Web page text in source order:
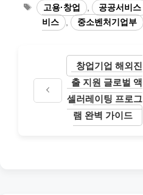
태
그
고용·창업 공공서비스
비스
중소벤처기업부
창업기업 해외진
출 지원 글로벌 액
셀러레이팅 프로그
램 완벽 가이드